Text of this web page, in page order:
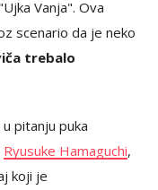
Vanja". Ova
scenario da je neko
trebalo
pitanju puka
Ryusuke Hamaguchi,
koji je